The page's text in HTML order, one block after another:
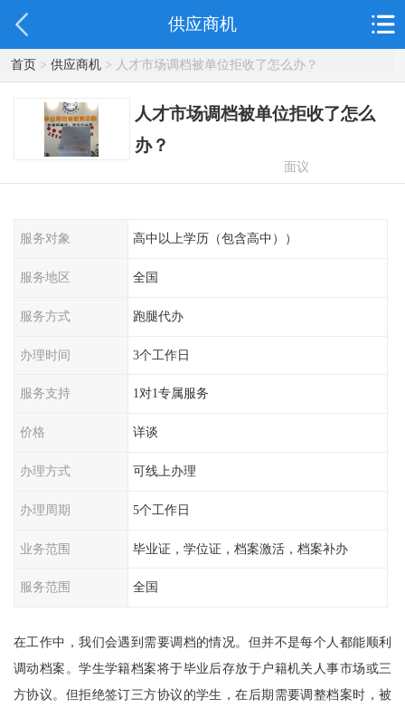
供应商机
首页> 供应商机> 人才市场调档被单位拒收了怎么办？
人才市场调档被单位拒收了怎么
办？
面议
服务对象 高中以上学历（包含高中））
服务地区 全国
服务方式 跑腿代办
办理时间 3个工作日
服务支持 1对1专属服务
价格 详谈
办理方式 可线上办理
办理周期 5个工作日
业务范围 毕业证，学位证，档案激活，档案补办
服务范围 全国
在工作中，我们会遇到需要调档的情况。但并不是每个人都能顺利
调动档案。学生学籍档案将于毕业后存放于户籍机关人事市场或三
方协议。但拒绝签订三方协议的学生，在后期需要调整档案时，被